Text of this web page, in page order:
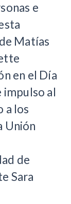
e
Matías
en el Día
impulso al
a los
Unión
de
Sara